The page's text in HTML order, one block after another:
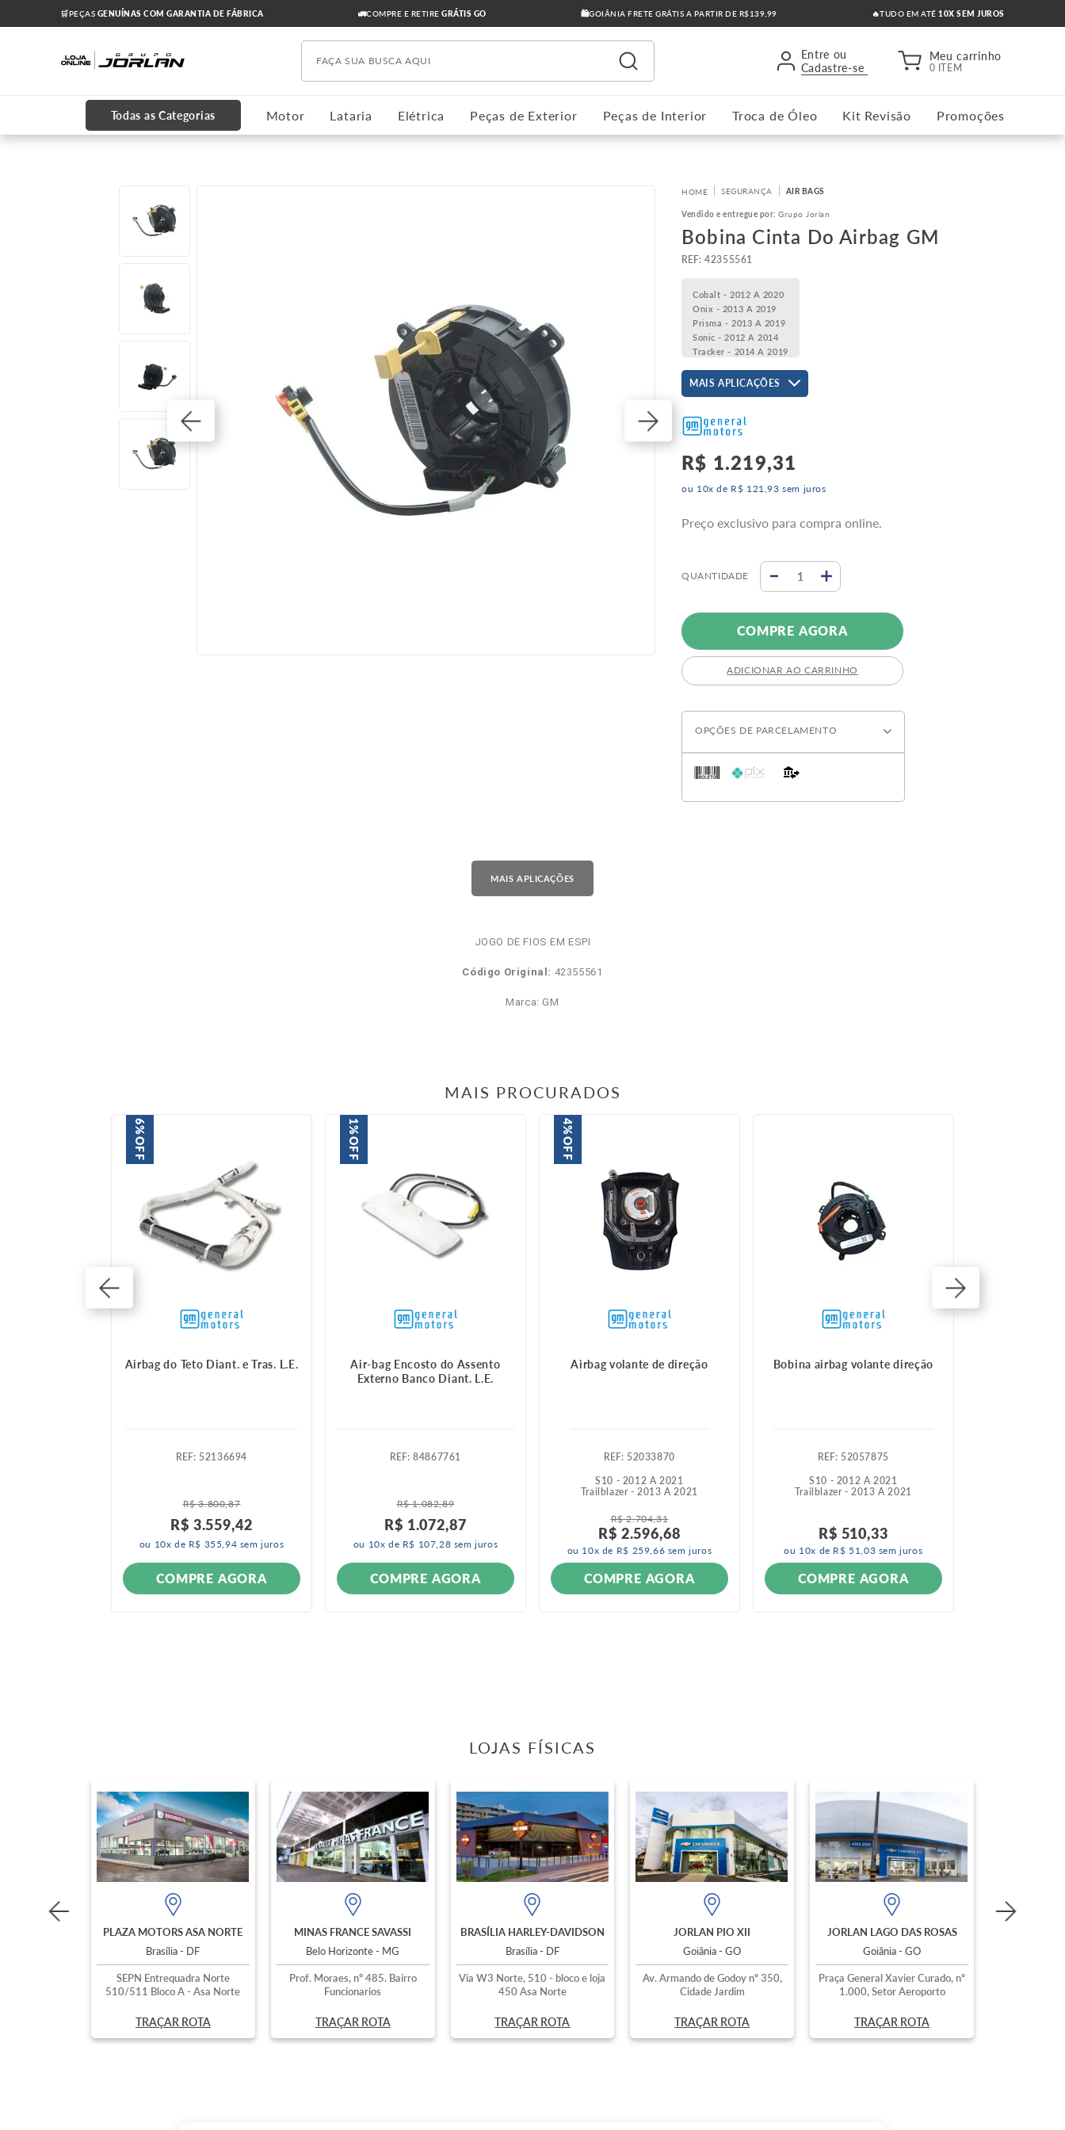
🛒PEÇAS GENUÍNAS COM GARANTIA DE FÁBRICA 🚛COMPRE E RETIREGRÁTIS GO 🛍️GOIÂNIA FRETE GRÁTIS A PARTIR DE R$139,99 🔥TUDO EM ATÉ10X SEM JUROS
Faça sua busca aqui
Entre ou
Cadastre-se
Meu carrinho
0 ITEM
Todas as Categorias Motor Lataria Elétrica Peças de Exterior Peças de Interior Troca de Óleo Kit Revisão Promoções
SEGURANÇA AIR BAGS
Vendido e entregue por:Grupo Jorlan
Bobina Cinta Do Airbag GM
:42355561
Cobalt - 2012 A 2020
Onix - 2013 A 2019
Prisma - 2013 A 2019
Sonic - 2012 A 2014
Tracker - 2014 A 2019
MAIS APLICAÇÕES
R$ 1.219,31
ou 10x de R$ 121 ,93 sem juros
Preço exclusivo para compra online.
QUANTIDADE
COMPRE AGORA
ADICIONAR AO CARRINHO
OPÇÕES DE PARCELAMENTO
MAIS APLICAÇÕES
JOGO DE FIOS EM ESPI
Código Original: 42355561
Marca: GM
MAIS PROCURADOS
6%
OFF
Airbag do Teto Diant. e Tras. L.E.
: 52136694
R$ 3.800,87
R$ 3.559,42
ou 10x de R$ 355,94 sem juros
COMPRE AGORA
1%
OFF
Air-bag Encosto do Assento
Externo Banco Diant. L.E.
:84867761
R$ 1.082,89
R$ 1.072,87
ou 10x de R$ 107,28 sem juros
COMPRE AGORA
4%
OFF
Airbag volante de direção
: 52033870
S10 - 2012 A 2021
Trailblazer - 2013 A 2021
R$ 2.704,31
R$ 2.596,68
ou 10x de R$ 259 66 sem juros
COMPRE AGORA
Bobina airbag volante direção
: 52057875
S10 - 2012 A 2021
Trailblazer - 2013 A 2021
R$ 510,33
ou 10x de R$ 51 ,03 sem juros
COMPRE AGORA
LOJAS FÍSICAS
PLAZA MOTORS ASA NORTE
Brasília - DF
SEPN Entrequadra Norte
510/511 Bloco A - Asa Norte
TRAÇAR ROTA
MINAS FRANCE SAVASSI
Belo Horizonte - MG
Prof. Moraes, nº 485. Bairro
Funcionarios
TRAÇAR ROTA
BRASÍLIA HARLEY-DAVIDSON
Brasília - DF
Via W3 Norte, 510 - bloco e loja
450 Asa Norte
TRAÇAR ROTA
JORLAN PIO XII
Goiânia - GO
Av. Armando de Godoy nº 350,
Cidade Jardim
TRAÇAR ROTA
JORLAN LAGO DAS ROSAS
Goiânia - GO
Praça General Xavier Curado, nº
1.000, Setor Aeroporto
TRAÇAR ROTA
1
chevrolet
2º
onix
º
cobalt
kits